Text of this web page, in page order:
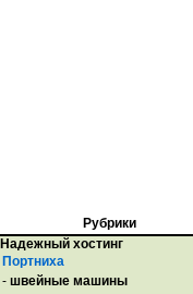
Рубрики
Надежный хостинг
Портниха
- швейные машины